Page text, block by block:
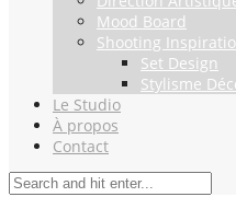
Mood Board
Shooting
Set Design
Stylisme
Le Studio
À propos
Contact